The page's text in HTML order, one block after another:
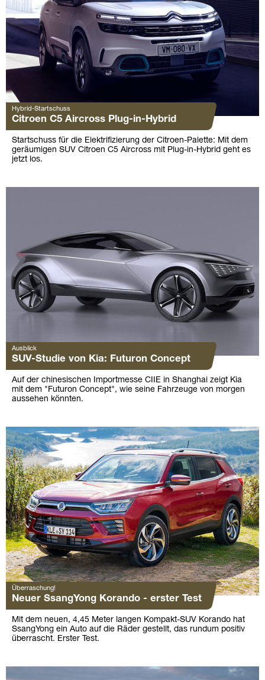
Hybrid-Startschuss
Citroen C5 Aircross Plug-in-Hybrid
Startschuss für die Elektrifizierung der Citroen-Palette: Mit dem
geräumigen SUV Citroen C5 Aircross mit Plug-in-Hybrid geht es
jetzt los.
Ausblick
SUV-Studie von Kia: Futuron Concept
Auf der chinesischen Importmesse CIIE in Shanghai zeigt Kia
mit dem "Futuron Concept", wie seine Fahrzeuge von morgen
aussehen könnten.
Überraschung!
Neuer SsangYong Korando - erster Test
Mit dem neuen, 4,45 Meter langen Kompakt-SUV Korando hat
SsangYong ein Auto auf die Räder gestellt, das rundum positiv
überrascht. Erster Test.